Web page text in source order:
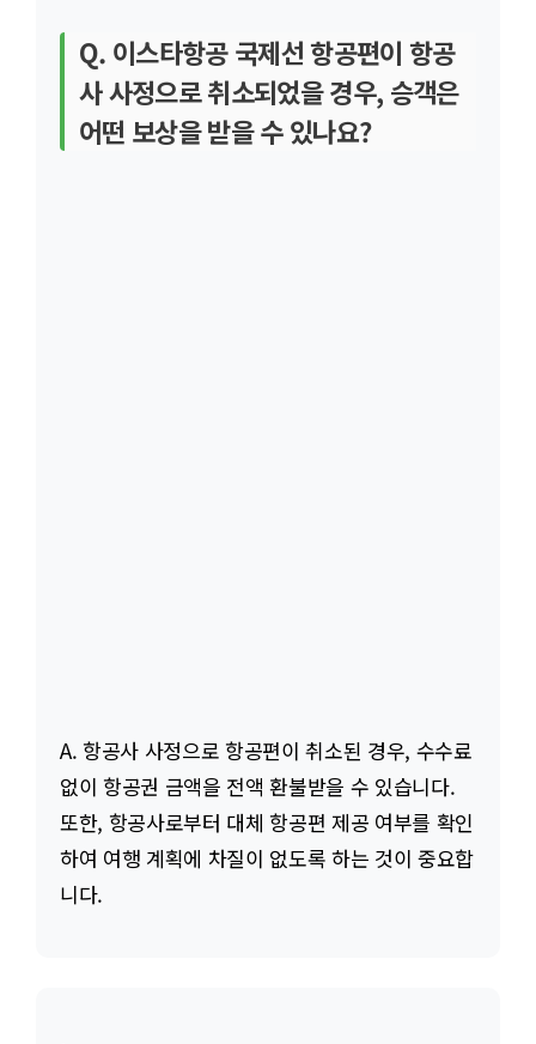
Q. 이스타항공 국제선 항공편이 항공
사 사정으로 취소되었을 경우, 승객은
어떤 보상을 받을 수 있나요?
A. 항공사 사정으로 항공편이 취소된 경우, 수수료
없이 항공권 금액을 전액 환불받을 수 있습니다.
또한, 항공사로부터 대체 항공편 제공 여부를 확인
하여 여행 계획에 차질이 없도록 하는 것이 중요합
니다.